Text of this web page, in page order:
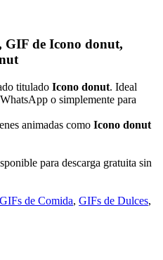
GIF de Icono donut,
titulado Icono donut. Ideal
o simplemente para
animadas como Icono donut
para descarga gratuita sin
GIFs de Comida, GIFs de Dulces,